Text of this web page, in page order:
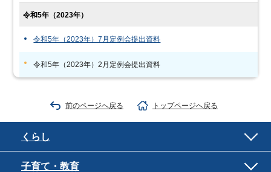
令和5年（2023年）
令和5年（2023年）7月定例会提出資料
令和5年（2023年）2月定例会提出資料
前のページへ戻る トップページへ戻る
くらし
子育て・教育